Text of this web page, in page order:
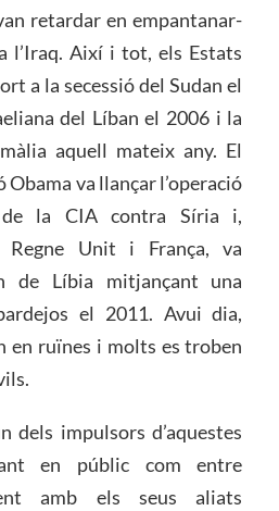
retardar en empantanar-
l’Iraq. Així i tot, els Estats
a la secessió del Sudan el
del Líban el 2006 i la
aquell mateix any. El
Obama va llançar l’operació
de la CIA contra Síria i,
Unit i França, va
de Líbia mitjançant una
el 2011. Avui dia,
en ruïnes i molts es troben
dels impulsors d’aquestes
en públic com entre
amb els seus aliats